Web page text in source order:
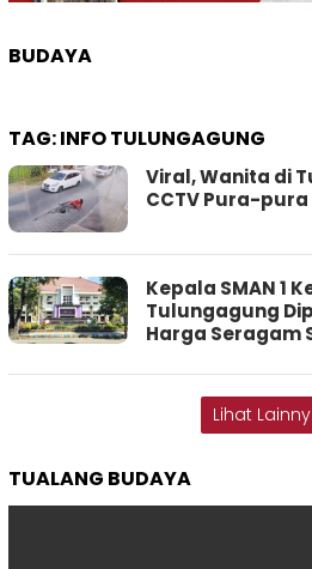
BUDAYA
TAG:INFO TULUNGAGUNG
Viral, Wanita di
CCTV Pura-
Kepala SMAN 1
Tulungagung
Harga Seragam
Lihat
TUALANG BUDAYA